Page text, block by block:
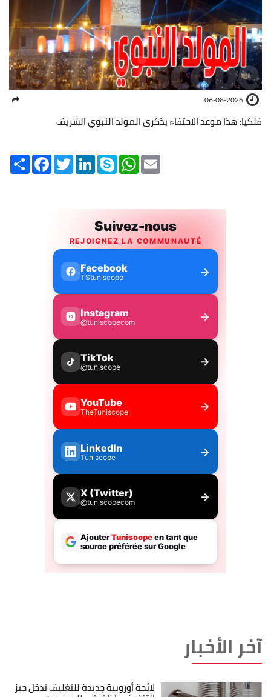
06-08-2026
فلكيا: هذا موعد الاحتفاء بذكرى المولد النبوي الشريف
Share FacebookTwitterLinkedInSkype WhatsApp
آخر الأخبار
لائحة أوروبية جديدة للتغليف تدخل حيز